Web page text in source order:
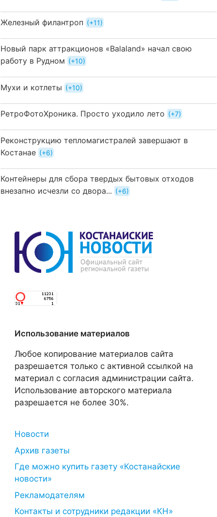
Железный филантроп +11
Новый парк аттракционов «Balaland» начал свою
работу в Рудном
+10
Мухи и котлеты +10
РетроФотоХроника. Просто уходило лето +7
Реконструкцию тепломагистралей завершают в
Костанае
+6
Контейнеры для сбора твердых бытовых отходов
внезапно исчезли со двора...
+6
Использование материалов
Любое копирование материалов сайта
разрешается только с активной ссылкой на
материал с согласия администрации сайта.
Использование авторского материала
разрешается не более 30%.
Новости
Архив газеты
Где можно купить газету «Костанайские
новости»
Рекламодателям
Контакты и сотрудники редакции «КН»